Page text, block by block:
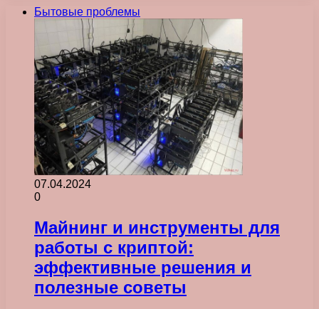
Бытовые проблемы
07.04.2024
0
Майнинг и инструменты для
работы с криптой:
эффективные решения и
полезные советы